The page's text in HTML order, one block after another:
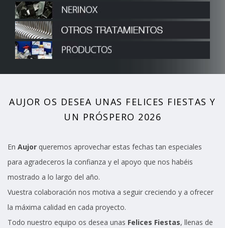
AUJOR OS DESEA UNAS FELICES FIESTAS Y
UN PRÓSPERO 2026
En Aujor queremos aprovechar estas fechas tan especiales
para agradeceros la confianza y el apoyo que nos habéis
mostrado a lo largo del año.
Vuestra colaboración nos motiva a seguir creciendo y a ofrecer
la máxima calidad en cada proyecto.
Todo nuestro equipo os desea unas Felices Fiestas, llenas de